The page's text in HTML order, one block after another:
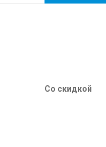
Со скидкой